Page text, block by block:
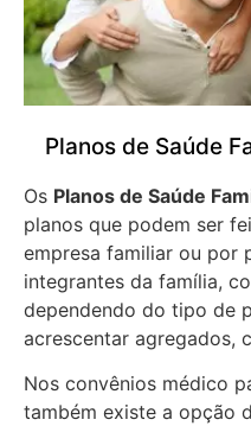
Planos de Saúde
Os Planos de Saúde
planos que podem ser
empresa familiar ou por
integrantes da família,
dependendo do tipo de
acrescentar agregados,
Nos convênios médico
também existe a opção